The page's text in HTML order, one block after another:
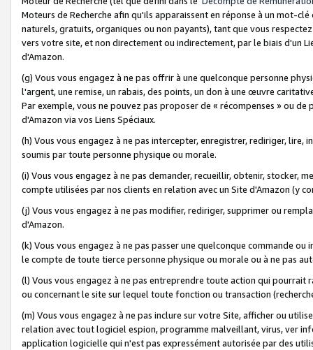
Moteurs de Recherche afin qu'ils apparaissent en réponse à un mot-
naturels, gratuits, organiques ou non payants), tant que vous
vers votre site, et non directement ou indirectement, par le biais d'un
d'Amazon.
(g) Vous vous engagez à ne pas offrir à une quelconque personne
l'argent, une remise, un rabais, des points, un don à une œuvre
Par exemple, vous ne pouvez pas proposer de « récompenses » ou
d'Amazon via vos Liens Spéciaux.
(h) Vous vous engagez à ne pas intercepter, enregistrer, rediriger,
soumis par toute personne physique ou morale.
(i) Vous vous engagez à ne pas demander, recueillir, obtenir, stocker,
compte utilisées par nos clients en relation avec un Site d'Amazon (y
(j) Vous vous engagez à ne pas modifier, rediriger, supprimer ou
d'Amazon.
(k) Vous vous engagez à ne pas passer une quelconque commande
le compte de toute tierce personne physique ou morale ou à ne pas
(l) Vous vous engagez à ne pas entreprendre toute action qui
ou concernant le site sur lequel toute fonction ou transaction
(m) Vous vous engagez à ne pas inclure sur votre Site, afficher ou
relation avec tout logiciel espion, programme malveillant, virus, ver
application logicielle qui n'est pas expressément autorisée par des